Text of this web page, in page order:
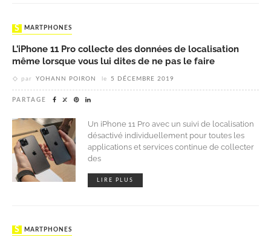
SMARTPHONES
L’iPhone 11 Pro collecte des données de localisation
même lorsque vous lui dites de ne pas le faire
par YOHANN POIRON le 5 DÉCEMBRE 2019
PARTAGE
Un iPhone 11 Pro avec un suivi de localisation
désactivé individuellement pour toutes les
applications et services continue de collecter
des
LIRE PLUS
SMARTPHONES